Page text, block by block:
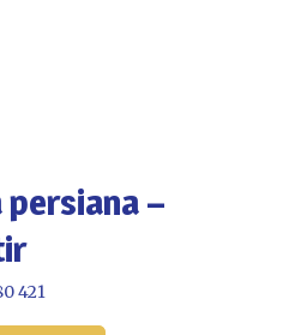
persiana –
421